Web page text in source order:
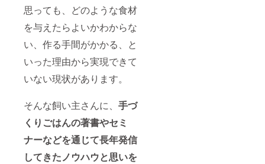
思っても、どのような食材
を与えたらよいかわからな
い、作る手間がかかる、と
いった理由から実現できて
いない現状があります。
そんな飼い主さんに、 手づ
くりごはんの著書やセミ
ナーなどを通じて長年発信
してきたノウハウと思いを